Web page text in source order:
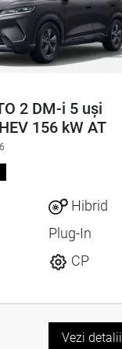
2 DM-i 5 uși
156 kW AT
Hibrid
Plug-In
CP
Vezi detalii